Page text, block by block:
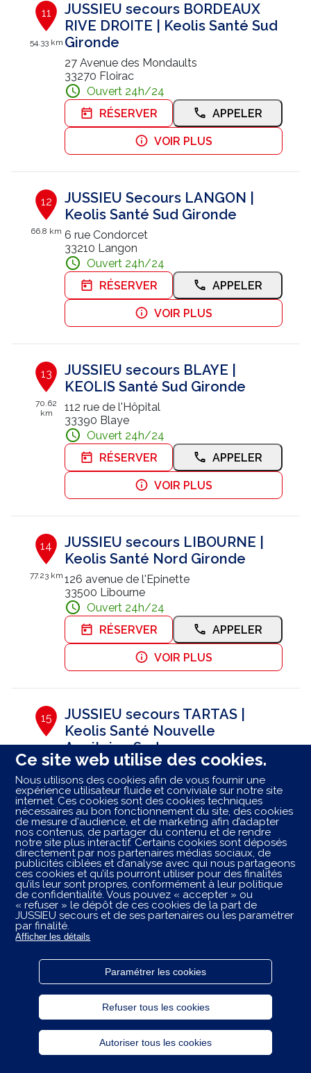
Ce site web utilise des cookies.
Nous utilisons des cookies afin de vous fournir une
expérience utilisateur fluide et conviviale sur notre site
internet. Ces cookies sont des cookies techniques
nécessaires au bon fonctionnement du site, des cookies
de mesure d'audience, et de marketing afin d’adapter
nos contenus, de partager du contenu et de rendre
notre site plus interactif. Certains cookies sont déposés
directement par nos partenaires médias sociaux, de
publicités ciblées et d’analyse avec qui nous partageons
ces cookies et qu’ils pourront utiliser pour des finalités
qu’ils leur sont propres, conformément à leur politique
de confidentialité. Vous pouvez « accepter » ou
« refuser » le dépôt de ces cookies de la part de
JUSSIEU secours et de ses partenaires ou les paramétrer
par finalité.
Afficher les détails
Paramétrer les cookies
Refuser tous les cookies
Autoriser tous les cookies
11
54.33 km
JUSSIEU secours BORDEAUX
RIVE DROITE | Keolis Santé Sud
Gironde
27 Avenue des Mondaults
33270 Floirac
Ouvert 24h/24
RÉSERVER
APPELER
VOIR PLUS
12
66.8 km
JUSSIEU Secours LANGON |
Keolis Santé Sud Gironde
6 rue Condorcet
33210 Langon
Ouvert 24h/24
RÉSERVER
APPELER
VOIR PLUS
13
70.62
km
JUSSIEU secours BLAYE |
KEOLIS Santé Sud Gironde
112 rue de l'Hôpital
33390 Blaye
Ouvert 24h/24
RÉSERVER
APPELER
VOIR PLUS
14
77.23 km
JUSSIEU secours LIBOURNE |
Keolis Santé Nord Gironde
126 avenue de l'Epinette
33500 Libourne
Ouvert 24h/24
RÉSERVER
APPELER
VOIR PLUS
15
85.31 km
JUSSIEU secours TARTAS |
Keolis Santé Nouvelle
Aquitaine Sud
68 Chemin de la Prabende
40400 Tartas
Ouvert 24h/24
RÉSERVER
APPELER
VOIR PLUS
Les centres ambulancierJUSSIEU secoursdans les
villes à proximité
Trouvez votre centre JUSSIEU secours
Plan du site